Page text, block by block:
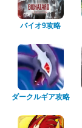
バイオ9攻略
ダークルギア攻略